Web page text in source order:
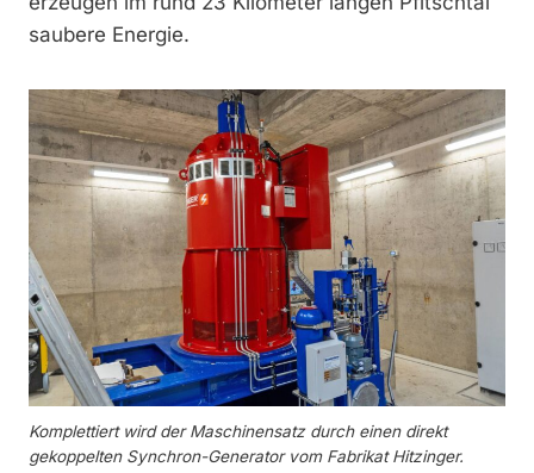
saubere Energie.
Komplettiert wird der Maschinensatz durch einen direkt
gekoppelten Synchron-Generator vom Fabrikat Hitzinger.